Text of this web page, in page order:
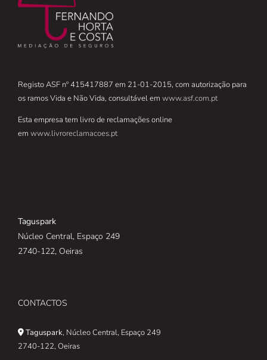
Registo ASF nº 415417887 em 21-01-2015, com autorização para
os ramos Vida e Não Vida, consultável em www.asf.com.pt
Esta empresa tem livro de reclamações online
em www.livroreclamacoes.pt
Taguspark
Núcleo Central, Espaço 249
2740-122, Oeiras
CONTACTOS
Taguspark, Núcleo Central, Espaço 249
2740-122, Oeiras